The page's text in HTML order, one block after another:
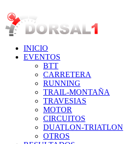
INICIO
EVENTOS
BTT
CARRETERA
RUNNING
TRAIL-MONTAÑA
TRAVESIAS
MOTOR
CIRCUITOS
DUATLON-TRIATLON
OTROS